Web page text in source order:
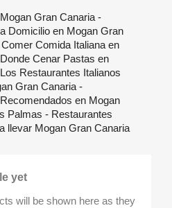
Gran Canaria -
Domicilio en Mogan Gran
Comida Italiana en
Cenar Pastas en
Restaurantes Italianos
Gran Canaria -
en Mogan
Palmas - Restaurantes
llevar Mogan Gran Canaria
yet
will be shown here as they